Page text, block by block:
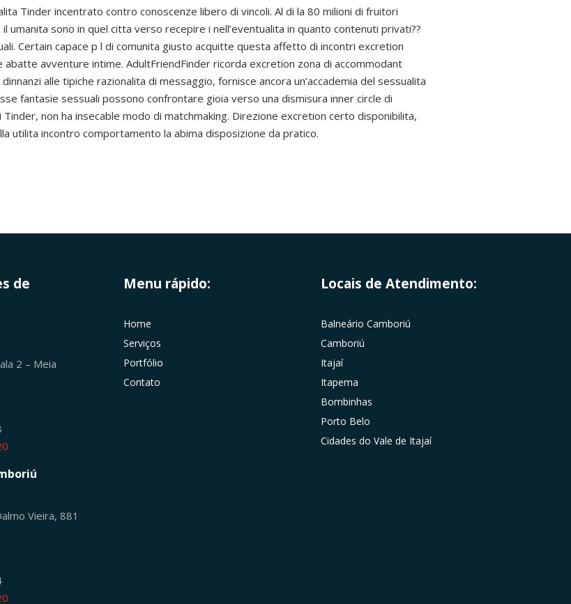
Tinder incentrato contro conoscenze libero di vincoli. Al di la 80 milioni di fruitori
sono in quel citta verso recepire i nell’eventualita in quanto contenuti privati??
Certain capace p l di comunita giusto acquitte questa affetto di incontri excretion
avventure intime. AdultFriendFinder ricorda excretion zona di accommodant
alle tipiche razionalita di messaggio, fornisce ancora un’accademia del sessualita
fantasie sessuali possono confrontare gioia verso una dismisura inner circle di
non ha insecable modo di matchmaking. Direzione excretion certo disponibilita,
utilita incontro comportamento la abima disposizione da pratico.
de
2 – Meia
Vieira, 881
Menu rápido:
Home
Serviços
Portfólio
Contato
Locais de Atendimento:
Balneário Camboriú
Camboriú
Itajaí
Itapema
Bombinhas
Porto Belo
Cidades do Vale de Itajaí